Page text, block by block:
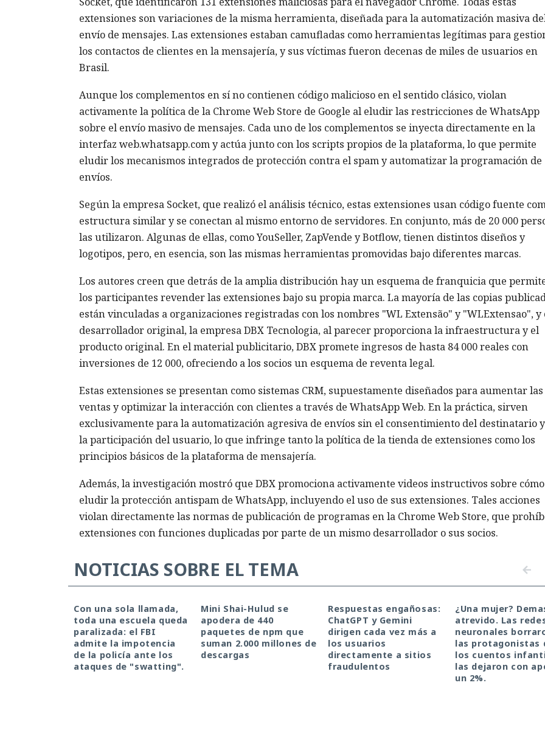
extensiones son variaciones de la misma herramienta, diseñada para la automatización masiva
envío de mensajes. Las extensiones estaban camufladas como herramientas legítimas para
los contactos de clientes en la mensajería, y sus víctimas fueron decenas de miles de usuarios en
Brasil.
Aunque los complementos en sí no contienen código malicioso en el sentido clásico, violan
activamente la política de la Chrome Web Store de Google al eludir las restricciones de WhatsApp
sobre el envío masivo de mensajes. Cada uno de los complementos se inyecta directamente en la
interfaz web.whatsapp.com y actúa junto con los scripts propios de la plataforma, lo que permite
eludir los mecanismos integrados de protección contra el spam y automatizar la programación de
envíos.
Según la empresa Socket, que realizó el análisis técnico, estas extensiones usan código fuente
estructura similar y se conectan al mismo entorno de servidores. En conjunto, más de 20 000
las utilizaron. Algunas de ellas, como YouSeller, ZapVende y Botflow, tienen distintos diseños y
logotipos, pero, en esencia, son las mismas herramientas promovidas bajo diferentes marcas.
Los autores creen que detrás de la amplia distribución hay un esquema de franquicia que
los participantes revender las extensiones bajo su propia marca. La mayoría de las copias
están vinculadas a organizaciones registradas con los nombres "WL Extensão" y "WLExtensao", y
desarrollador original, la empresa DBX Tecnologia, al parecer proporciona la infraestructura y el
producto original. En el material publicitario, DBX promete ingresos de hasta 84 000 reales con
inversiones de 12 000, ofreciendo a los socios un esquema de reventa legal.
Estas extensiones se presentan como sistemas CRM, supuestamente diseñados para aumentar las
ventas y optimizar la interacción con clientes a través de WhatsApp Web. En la práctica, sirven
exclusivamente para la automatización agresiva de envíos sin el consentimiento del destinatario
la participación del usuario, lo que infringe tanto la política de la tienda de extensiones como los
principios básicos de la plataforma de mensajería.
Además, la investigación mostró que DBX promociona activamente videos instructivos sobre cómo
eludir la protección antispam de WhatsApp, incluyendo el uso de sus extensiones. Tales acciones
violan directamente las normas de publicación de programas en la Chrome Web Store, que
extensiones con funciones duplicadas por parte de un mismo desarrollador o sus socios.
NOTICIAS SOBRE EL TEMA
Con una sola llamada,
toda una escuela queda
paralizada: el FBI
admite la impotencia
de la policía ante los
ataques de "swatting".
Mini Shai-Hulud se
apodera de 440
paquetes de npm que
suman 2.000 millones de
descargas
Respuestas engañosas:
ChatGPT y Gemini
dirigen cada vez más a
los usuarios
directamente a sitios
fraudulentos
¿Una mujer?
atrevido. Las
neuronales
las protagonistas
los cuentos
las dejaron con
un 2%.